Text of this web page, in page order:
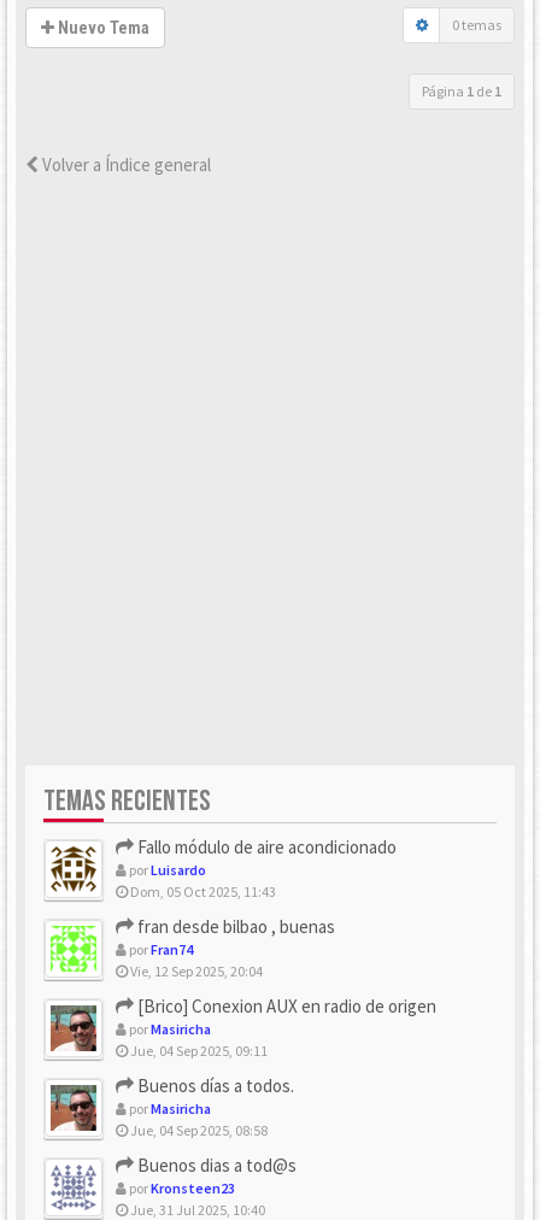
Nuevo Tema 0 temas
Página 1 de 1
Volver a Índice general
TEMAS RECIENTES
Fallo módulo de aire acondicionado
porLuisardo
Dom, 05 Oct 2025, 11:43
fran desde bilbao , buenas
porFran74
Vie, 12 Sep 2025, 20:04
[Brico] Conexion AUX en radio de origen
porMasiricha
Jue, 04 Sep 2025, 09:11
Buenos días a todos.
porMasiricha
Jue, 04 Sep 2025, 08:58
Buenos dias a tod@s
porKronsteen23
Jue, 31 Jul 2025, 10:40